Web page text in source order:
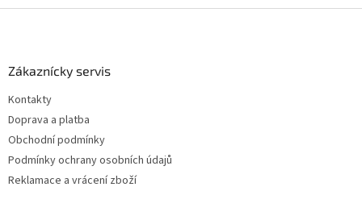
Zákaznícky servis
Kontakty
Doprava a platba
Obchodní podmínky
Podmínky ochrany osobních údajů
Reklamace a vrácení zboží